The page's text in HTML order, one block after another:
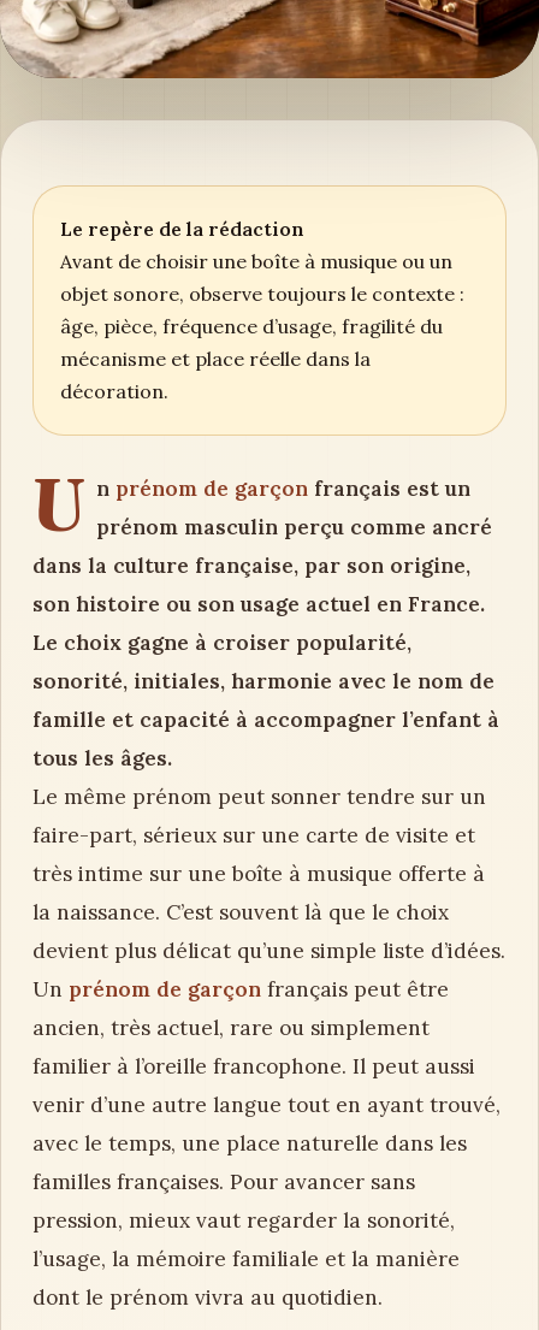
Le repère de la rédaction
Avant de choisir une boîte à musique ou un
objet sonore, observe toujours le contexte :
âge, pièce, fréquence d’usage, fragilité du
mécanisme et place réelle dans la
décoration.
U n prénom de garçonfrançais est un
prénom masculin perçu comme ancré
dans la culture française, par son origine,
son histoire ou son usage actuel en France.
Le choix gagne à croiser popularité,
sonorité, initiales, harmonie avec le nom de
famille et capacité à accompagner l’enfant à
tous les âges.
Le même prénom peut sonner tendre sur un
faire-part, sérieux sur une carte de visite et
très intime sur une boîte à musique offerte à
la naissance. C’est souvent là que le choix
devient plus délicat qu’une simple liste d’idées.
Un prénom de garçon français peut être
ancien, très actuel, rare ou simplement
familier à l’oreille francophone. Il peut aussi
venir d’une autre langue tout en ayant trouvé,
avec le temps, une place naturelle dans les
familles françaises. Pour avancer sans
pression, mieux vaut regarder la sonorité,
l’usage, la mémoire familiale et la manière
dont le prénom vivra au quotidien.